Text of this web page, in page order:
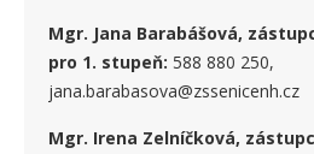
Mgr. Jana Barabášová,
pro 1. stupeň: 588 880 250,
jana.barabasova@zssenicenh.cz
Mgr. Irena Zelníčková,